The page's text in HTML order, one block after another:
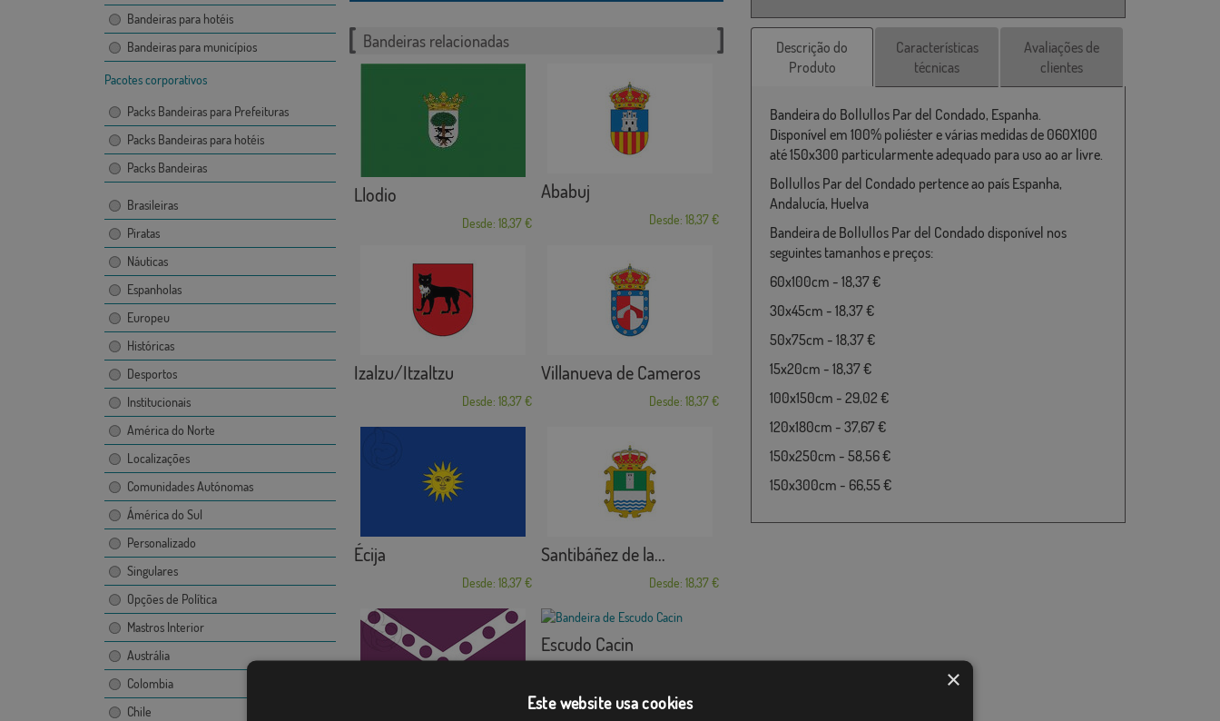
Bandeiras para hotéis
Bandeiras para municípios
Pacotes corporativos
Packs Bandeiras para Prefeituras
Packs Bandeiras para hotéis
Packs Bandeiras
Brasileiras
Piratas
Náuticas
Espanholas
Europeu
Históricas
Desportos
Institucionais
América do Norte
Localizações
Comunidades Autónomas
Ámérica do Sul
Personalizado
Singulares
Opções de Política
Mastros Interior
Austrália
Colombia
Chile
Bandeiras relacionadas
Llodio
Desde: 18,37 €
Ababuj
Desde: 18,37 €
Izalzu/Itzaltzu
Desde: 18,37 €
Villanueva de Cameros
Desde: 18,37 €
Écija
Desde: 18,37 €
Santibáñez de la...
Desde: 18,37 €
Escudo Cacin
Descrição do
Produto
Características
técnicas
Avaliações de
clientes
Bandeira do Bollullos Par del Condado, Espanha.
Disponível em 100% poliéster e várias medidas de 060X100
até 150x300 particularmente adequado para uso ao ar livre.
Bollullos Par del Condado pertence ao país Espanha,
Andalucía, Huelva
Bandeira de Bollullos Par del Condado disponível nos
seguintes tamanhos e preços:
60x100cm - 18,37 €
30x45cm - 18,37 €
50x75cm - 18,37 €
15x20cm - 18,37 €
100x150cm - 29,02 €
120x180cm - 37,67 €
150x250cm - 58,56 €
150x300cm - 66,55 €
×
Este website usa cookies